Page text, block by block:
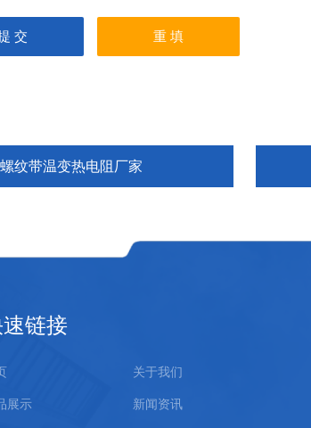
纹带温变热电阻厂家
链接
关于我们
展示 新闻资讯